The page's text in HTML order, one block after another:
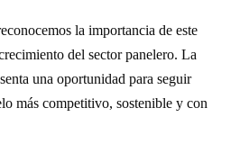
la importancia de este
del sector panelero. La
una oportunidad para seguir
más competitivo, sostenible y con